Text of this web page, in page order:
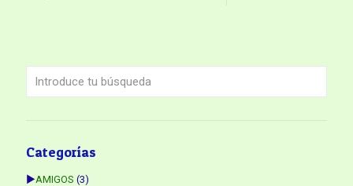
Categorías
►AMIGOS (3)